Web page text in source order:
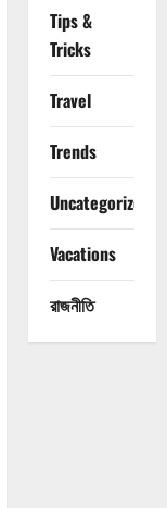
Tips &
Tricks
Travel
Trends
Uncategorized
Vacations
রাজনীতি